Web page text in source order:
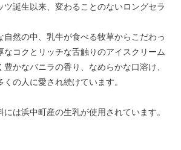
ツ誕生以来、変わることのないロングセラ
自然の中、乳牛が食べる牧草からこだわっ
なコクとリッチな舌触りのアイスクリーム
かなバニラの香り、なめらかな口溶け、
の人に愛され続けています。
は浜中町産の生乳が使用されています。